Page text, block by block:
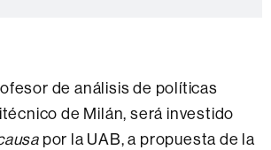
de análisis de políticas
de Milán, será investido
por la UAB, a propuesta de la